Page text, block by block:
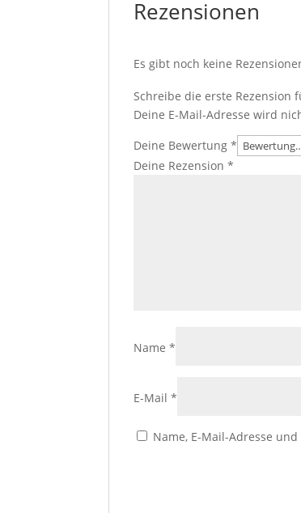
Rezensionen
Es gibt noch keine
Schreibe die erste Rezension
Deine E-Mail-Adresse wird
Deine Bewertung*
Deine Rezension*
Name*
E-Mail*
Name, E-Mail-Adresse